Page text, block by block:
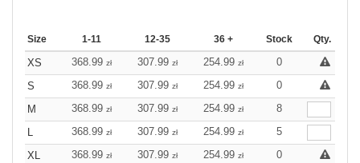
Size 1-11 12-35 36 + Stock Qty.
XS 368.99 zł 307.99 zł 254.99 zł
0
S
368.99 zł 307.99 zł 254.99 zł
0
M
368.99 zł 307.99 zł 254.99 zł
8
L
368.99 zł 307.99 zł 254.99 zł
5
XL
368.99 zł 307.99 zł 254.99 zł
0